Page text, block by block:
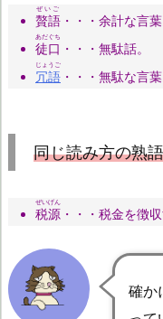
贅語
ぜいご
・・・余計な言葉
徒口
あだぐち
・・・無駄話。
冗語
じょうご
・・・無駄な言葉
同じ読み方の熟
税源
ぜいげん
・・・税金を徴
確か